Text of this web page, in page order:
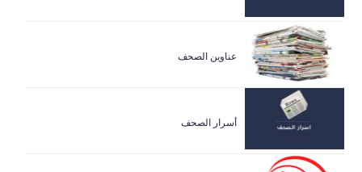
عناوين الصحف
أسرار الصحف